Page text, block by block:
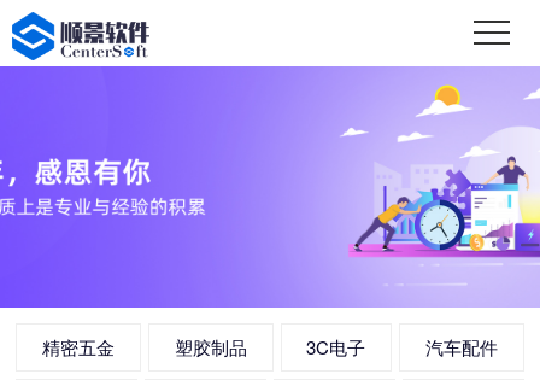
精密五金 塑胶制品 3C电子 汽车配件